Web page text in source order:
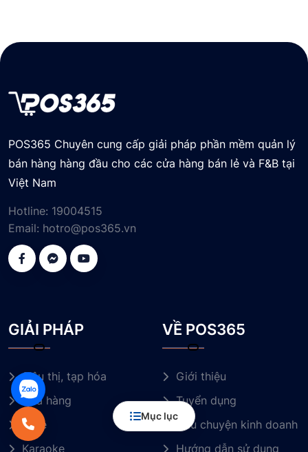
Mục lục
POS365 Chuyên cung cấp giải pháp phần mềm quản lý
bán hàng hàng đầu cho các cửa hàng bán lẻ và F&B tại
Việt Nam
Hotline: 19004515
Email: hotro@pos365.vn
GIẢI PHÁP
Siêu thị, tạp hóa
Nhà hàng
Cafe
Karaoke
VỀ POS365
Giới thiệu
Tuyển dụng
Câu chuyện kinh doanh
Hướng dẫn sử dụng